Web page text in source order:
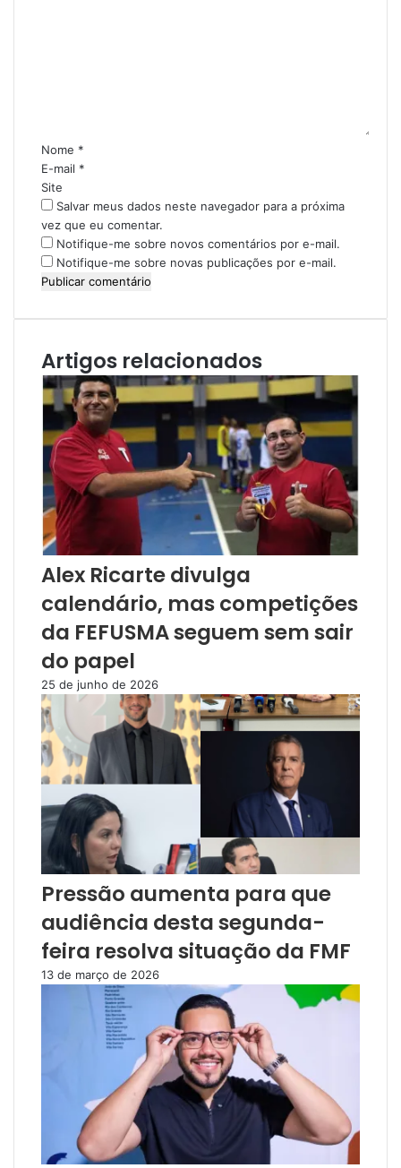
i
o
*
Nome *
E-mail *
Site
Salvar meus dados neste navegador para a próxima
vez que eu comentar.
Notifique-me sobre novos comentários por e-mail.
Notifique-me sobre novas publicações por e-mail.
Artigos relacionados
Alex Ricarte divulga
calendário, mas competições
da FEFUSMA seguem sem sair
do papel
25 de junho de 2026
Pressão aumenta para que
audiência desta segunda-
feira resolva situação da FMF
13 de março de 2026